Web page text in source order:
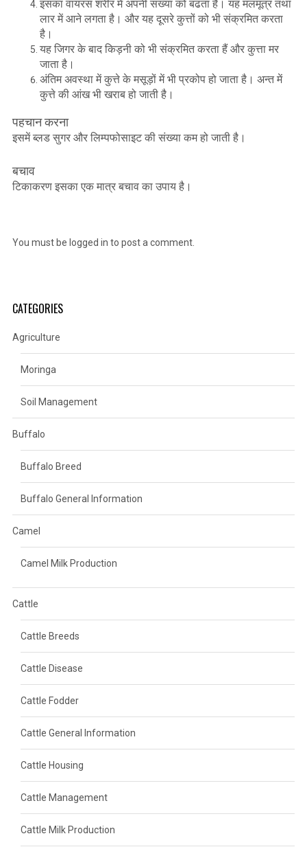
इसका वायरस शरीर में अपनी संख्या को बढता है। यह मलमूत्र तथा
लार में आने लगता है। और यह दूसरे कुत्तों को भी संक्रमित करता
है।
यह जिगर के बाद किड़नी को भी संक्रमित करता हैं और कुत्ता मर
जाता है।
अंतिम अवस्था में कुत्ते के मसूड़ों में भी प्रकोप हो जाता है। अन्त में
कुत्ते की आंख भी खराब हो जाती है।
पहचान करना
इसमें ब्लड सुगर और लिम्पफोसाइट की संख्या कम हो जाती है।
बचाव
टिकाकरण इसका एक मात्र बचाव का उपाय है।
You must be logged in to post a comment.
CATEGORIES
Agriculture
Moringa
Soil Management
Buffalo
Buffalo Breed
Buffalo General Information
Camel
Camel Milk Production
Cattle
Cattle Breeds
Cattle Disease
Cattle Fodder
Cattle General Information
Cattle Housing
Cattle Management
Cattle Milk Production